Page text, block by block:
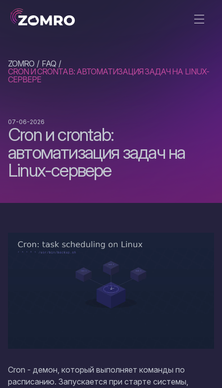
ZOMRO
FAQ
CRON И CRONTAB: АВТОМАТИЗАЦИЯ ЗАДАЧ НА LINUX-
СЕРВЕРЕ
Cron и crontab:
автоматизация задач на
Linux-сервере
07-06-2026
Cron - демон, который выполняет команды по
расписанию. Запускается при старте системы,